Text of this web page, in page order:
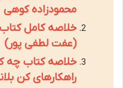
محمودزاده کوهی
خلاصه کامل
(عفت لطفی پور)
خلاصه کتاب چه
راهکارهای کن